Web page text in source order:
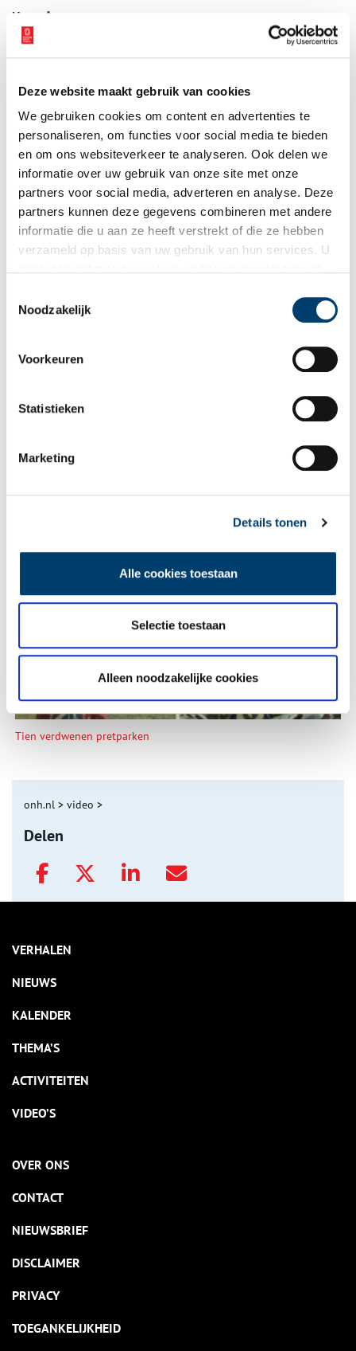
Deze website maakt gebruik van cookies
We gebruiken cookies om content en advertenties te
personaliseren, om functies voor social media te bieden
en om ons websiteverkeer te analyseren. Ook delen we
informatie over uw gebruik van onze site met onze
partners voor social media, adverteren en analyse. Deze
partners kunnen deze gegevens combineren met andere
informatie die u aan ze heeft verstrekt of die ze hebben
verzameld op basis van uw gebruik van hun services. U
Noodzakelijk
Voorkeuren
Statistieken
Marketing
Details tonen
Alle cookies toestaan
Selectie toestaan
Alleen noodzakelijke cookies
Naam *
Vink dit aan als u op de hoogte gehouden wil worden.
Bekijk meer video's
Wist je dat… de oudste afgebeelde Hollanders in deze kerk
begraven liggen?
Een jaar rond in de Eendenkooi ’t Zand
Tien verdwenen pretparken
onh.nl > video >
Delen
VERHALEN
NIEUWS
KALENDER
THEMA’S
ACTIVITEITEN
VIDEO’S
OVER ONS
CONTACT
NIEUWSBRIEF
DISCLAIMER
PRIVACY
TOEGANKELIJKHEID